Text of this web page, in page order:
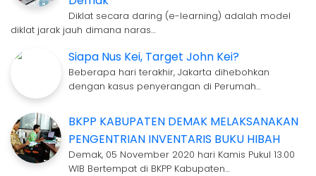
Diklat secara daring (e-learning) adalah model
diklat jarak jauh dimana naras…
Siapa Nus Kei, Target John Kei?
Beberapa hari terakhir, Jakarta dihebohkan
dengan kasus penyerangan di Perumah…
BKPP KABUPATEN DEMAK MELAKSANAKAN
PENGENTRIAN INVENTARIS BUKU HIBAH
Demak, 05 November 2020 hari Kamis Pukul 13.00
WIB Bertempat di BKPP Kabupaten…